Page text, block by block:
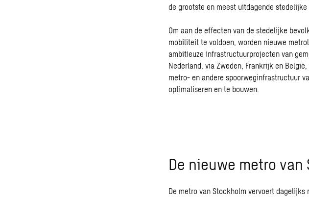
de grootste en meest uitdagende stedelijke
Om aan de effecten van de stedelijke
mobiliteit te voldoen, worden nieuwe
ambitieuze infrastructuurprojecten van
Nederland, via Zweden, Frankrijk en
metro- en andere spoorweginfrastructuur
optimaliseren en te bouwen.
De nieuwe metro van
De metro van Stockholm vervoert